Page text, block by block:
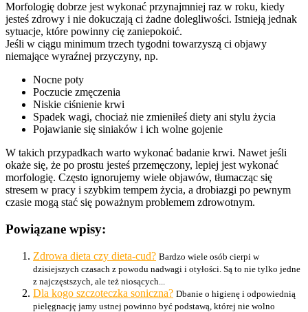
Morfologię dobrze jest wykonać przynajmniej raz w roku, kiedy
jesteś zdrowy i nie dokuczają ci żadne dolegliwości. Istnieją jednak
sytuacje, które powinny cię zaniepokoić.
Jeśli w ciągu minimum trzech tygodni towarzyszą ci objawy
niemające wyraźnej przyczyny, np.
Nocne poty
Poczucie zmęczenia
Niskie ciśnienie krwi
Spadek wagi, chociaż nie zmieniłeś diety ani stylu życia
Pojawianie się siniaków i ich wolne gojenie
W takich przypadkach warto wykonać badanie krwi. Nawet jeśli
okaże się, że po prostu jesteś przemęczony, lepiej jest wykonać
morfologię. Często ignorujemy wiele objawów, tłumacząc się
stresem w pracy i szybkim tempem życia, a drobiazgi po pewnym
czasie mogą stać się poważnym problemem zdrowotnym.
Powiązane wpisy:
Zdrowa dieta czy dieta-cud? Bardzo wiele osób cierpi w
dzisiejszych czasach z powodu nadwagi i otyłości. Są to nie tylko jedne
z najczęstszych, ale też niosących...
Dla kogo szczoteczka soniczna? Dbanie o higienę i odpowiednią
pielęgnację jamy ustnej powinno być podstawą, której nie wolno